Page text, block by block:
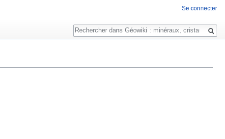
Se connecter
Rechercher